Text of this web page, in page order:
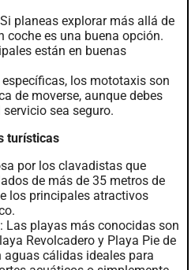
planeas explorar más allá de
coche es una buena opción.
están en buenas
específicas, los mototaxis son
de moverse, aunque debes
sea seguro.
turísticas
por los clavadistas que
de más de 35 metros de
los principales atractivos
: Las playas más conocidas son
Revolcadero y Playa Pie de
aguas cálidas ideales para